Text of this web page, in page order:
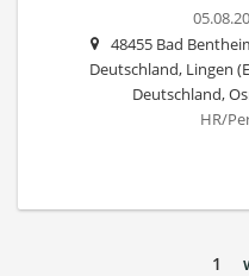
48455 Bad
Deutschland, Lingen
Deutschland,
HR/
1